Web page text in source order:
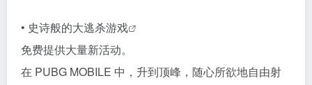
• 史诗般的大逃杀游戏
免费提供大量新活动。
在 PUBG MOBILE 中，升到顶峰，随心所欲地自由射